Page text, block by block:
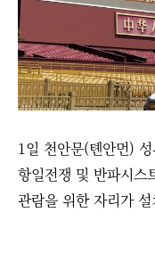
1일 천안문(톈안먼)
항일전쟁 및 반파시스
관람을 위한 자리가